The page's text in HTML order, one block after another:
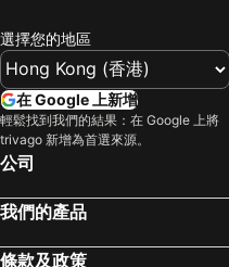
選擇您的地區
在 Google 上新增
輕鬆找到我們的結果：在 Google 上將
trivago 新增為首選來源。
公司
我們的產品
條款及政策